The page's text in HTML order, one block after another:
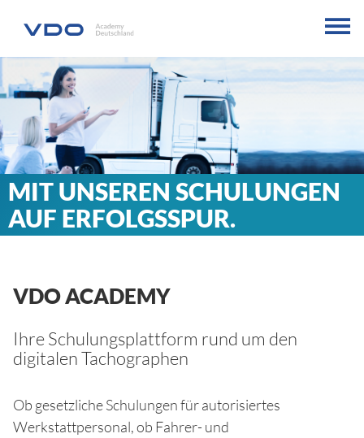
MIT UNSEREN SCHULUNGEN
AUF ERFOLGSSPUR.
VDO ACADEMY
Ihre Schulungsplattform rund um den
digitalen Tachographen
Ob gesetzliche Schulungen für autorisiertes
Werkstattpersonal, ob Fahrer- und